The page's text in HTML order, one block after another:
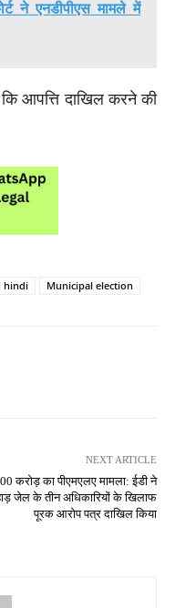
ने एनडीपीएस मामले में
आपत्ति दाखिल करने की
hindi Municipal election
NEXT ARTICLE
करोड़ का पीएमएलए मामला: ईडी ने
जेल के तीन अधिकारियों के खिलाफ
पूरक आरोप पत्र दाखिल किया